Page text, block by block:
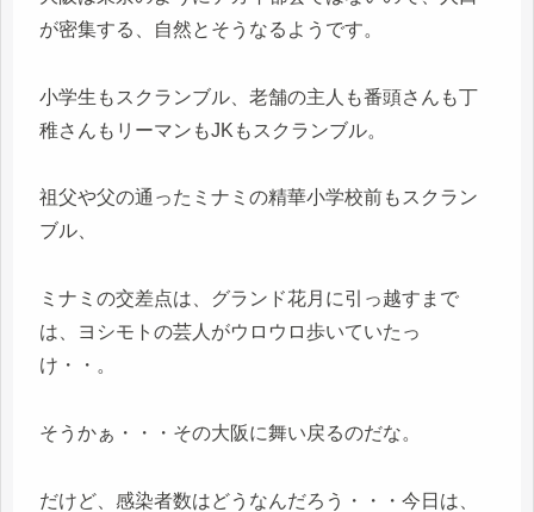
が密集する、自然とそうなるようです。
小学生もスクランブル、老舗の主人も番頭さんも丁
稚さんもリーマンもJKもスクランブル。
祖父や父の通ったミナミの精華小学校前もスクラン
ブル、
ミナミの交差点は、グランド花月に引っ越すまで
は、ヨシモトの芸人がウロウロ歩いていたっ
け・・。
そうかぁ・・・その大阪に舞い戻るのだな。
だけど、感染者数はどうなんだろう・・・今日は、